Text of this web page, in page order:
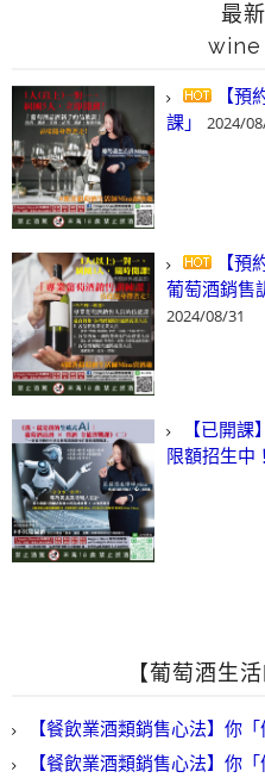
最
wine
【預
課」
2024/
【預
葡萄酒銷售
2024/08/31
【已開
限額招生中！
【葡萄酒生
【餐飲業酒類銷售心法】你
【餐飲業酒類銷售心法】你